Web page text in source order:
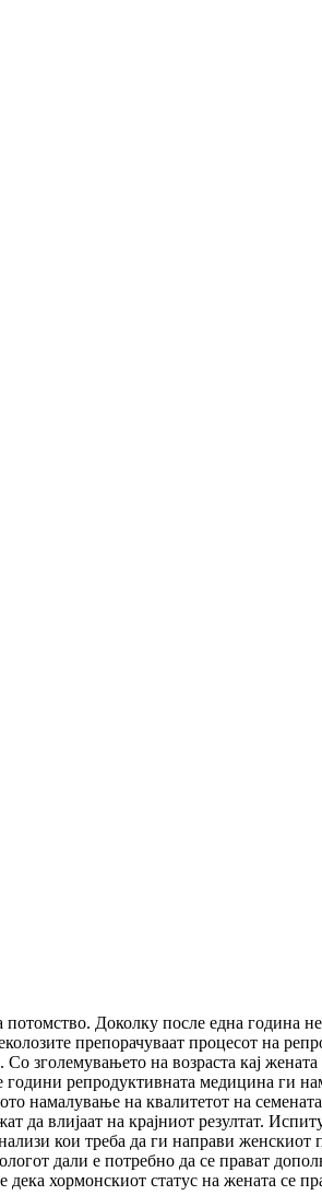
Доколку после една година
препорачуваат процесот на
зголемувањето на возраста кај жената
репродуктивната медицина ги
намалување на квалитетот на
влијаат на крајниот резултат.
кои треба да ги направи
дали е потребно да се прават
хормонскиот статус на жената се